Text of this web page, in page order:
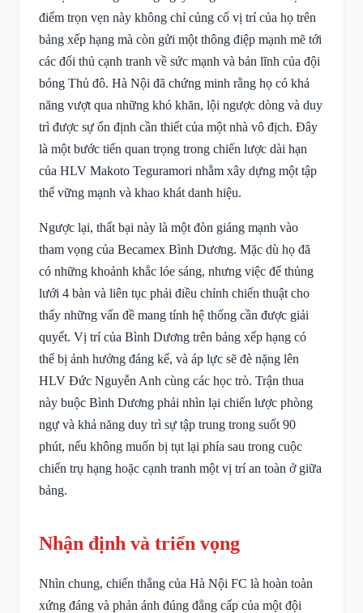
điểm trọn vẹn này không chỉ củng cố vị trí của họ trên
bảng xếp hạng mà còn gửi một thông điệp mạnh mẽ tới
các đối thủ cạnh tranh về sức mạnh và bản lĩnh của đội
bóng Thủ đô. Hà Nội đã chứng minh rằng họ có khả
năng vượt qua những khó khăn, lội ngược dòng và duy
trì được sự ổn định cần thiết của một nhà vô địch. Đây
là một bước tiến quan trọng trong chiến lược dài hạn
của HLV Makoto Teguramori nhằm xây dựng một tập
thể vững mạnh và khao khát danh hiệu.
Ngược lại, thất bại này là một đòn giáng mạnh vào
tham vọng của Becamex Bình Dương. Mặc dù họ đã
có những khoảnh khắc lóe sáng, nhưng việc để thủng
lưới 4 bàn và liên tục phải điều chỉnh chiến thuật cho
thấy những vấn đề mang tính hệ thống cần được giải
quyết. Vị trí của Bình Dương trên bảng xếp hạng có
thể bị ảnh hưởng đáng kể, và áp lực sẽ đè nặng lên
HLV Đức Nguyễn Anh cùng các học trò. Trận thua
này buộc Bình Dương phải nhìn lại chiến lược phòng
ngự và khả năng duy trì sự tập trung trong suốt 90
phút, nếu không muốn bị tụt lại phía sau trong cuộc
chiến trụ hạng hoặc cạnh tranh một vị trí an toàn ở giữa
bảng.
Nhận định và triển vọng
Nhìn chung, chiến thắng của Hà Nội FC là hoàn toàn
xứng đáng và phản ánh đúng đẳng cấp của một đội